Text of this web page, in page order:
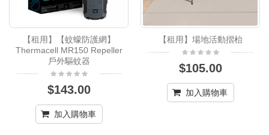
【租用】【蚊蠓防護網】
Thermacell MR150 Repeller
戶外驅蚊器
$143.00
加入購物車
【租用】場地活動摺枱
$105.00
加入購物車